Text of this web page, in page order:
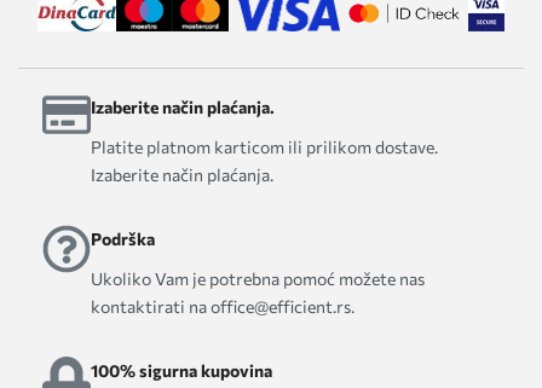
Izaberite način plaćanja.
Platite platnom karticom ili prilikom dostave.
Izaberite način plaćanja.
Podrška
Ukoliko Vam je potrebna pomoć možete nas
kontaktirati na office@efficient.rs.
100% sigurna kupovina